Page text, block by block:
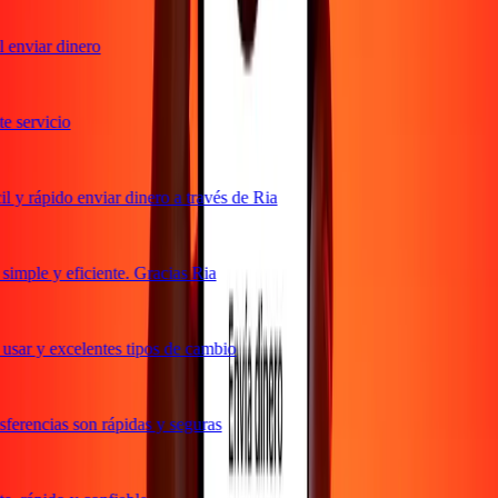
dinero
rápido enviar dinero a través de Ria
y eficiente. Gracias Ria
y excelentes tipos de cambio
son rápidas y seguras